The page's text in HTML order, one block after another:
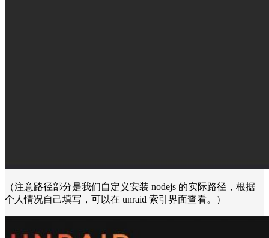
（注意路径部分是我们自定义安装 nodejs 的实际路径，根据
个人情况自己填写，可以在 unraid 索引界面查看。）